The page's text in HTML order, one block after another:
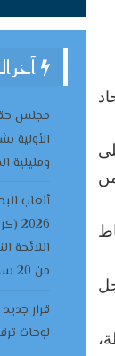
غرناطة،
آخر
مجلس
الأولية
ومليلية
ألعاب
اللائحة
من 20 سنة
قرار
لوحات